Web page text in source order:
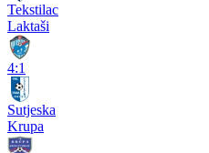
Tekstilac
Laktaši
4:1
Sutjeska
Krupa